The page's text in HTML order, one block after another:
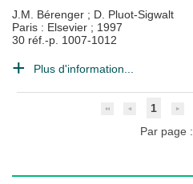
J.M. Bérenger ; D. Pluot-Sigwalt
Paris : Elsevier ; 1997
30 réf.-p. 1007-1012
Plus d'information...
1
Par page :